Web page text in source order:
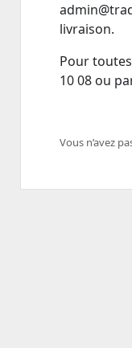
livraison.
Pour
10 08 ou
Vous n’avez